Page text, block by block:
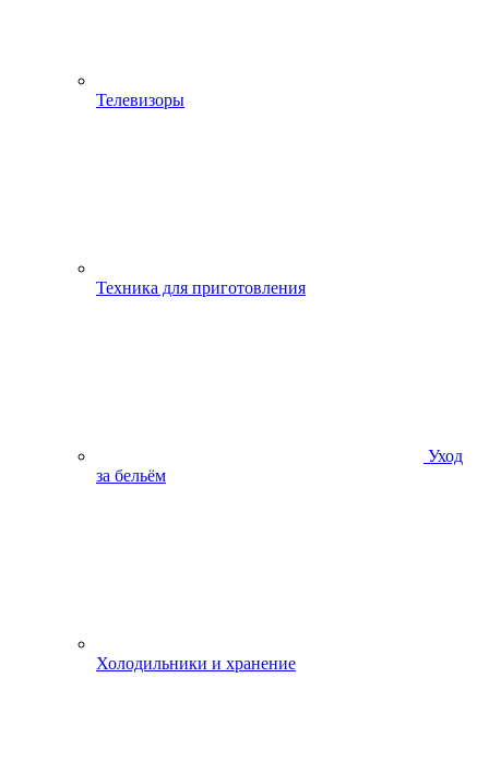
Телевизоры
Техника для приготовления
Уход
за бельём
Холодильники и хранение